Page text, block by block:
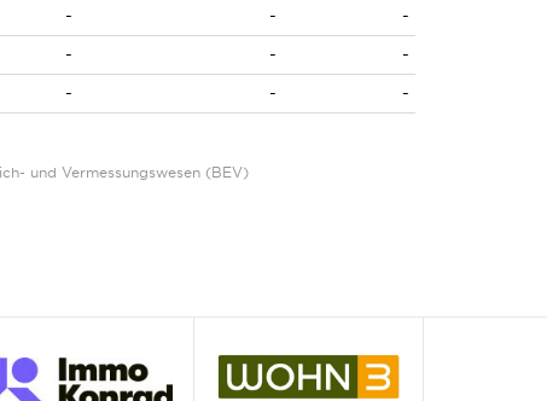
- -
-
- -
-
- - -
und Vermessungswesen (BEV)